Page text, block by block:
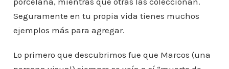
Seguramente en tu propia vida tienes muchos
ejemplos más para agregar.
Lo primero que descubrimos fue que Marcos (una